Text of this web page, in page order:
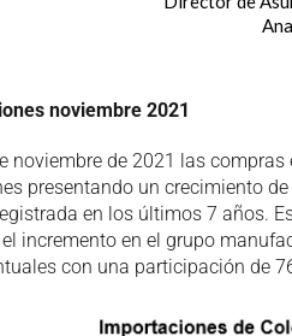
noviembre 2021
noviembre de 2021 las
presentando un crecimiento
en los últimos 7 años.
incremento en el grupo
con una participación de